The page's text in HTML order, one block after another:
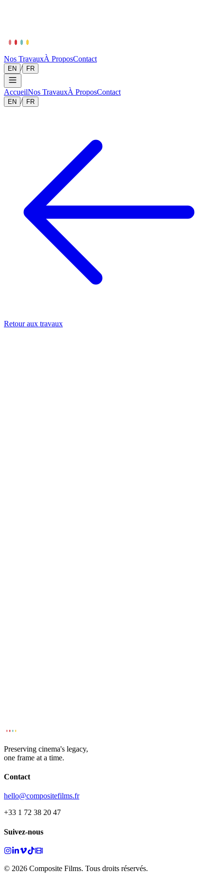
Nos TravauxÀ ProposContact
EN / FR
AccueilNos TravauxÀ ProposContact
EN / FR
Retour aux travaux
Preserving cinema's legacy,
one frame at a time.
Contact
hello@compositefilms.fr
+33 1 72 38 20 47
Suivez-nous
© 2026 Composite Films. Tous droits réservés.